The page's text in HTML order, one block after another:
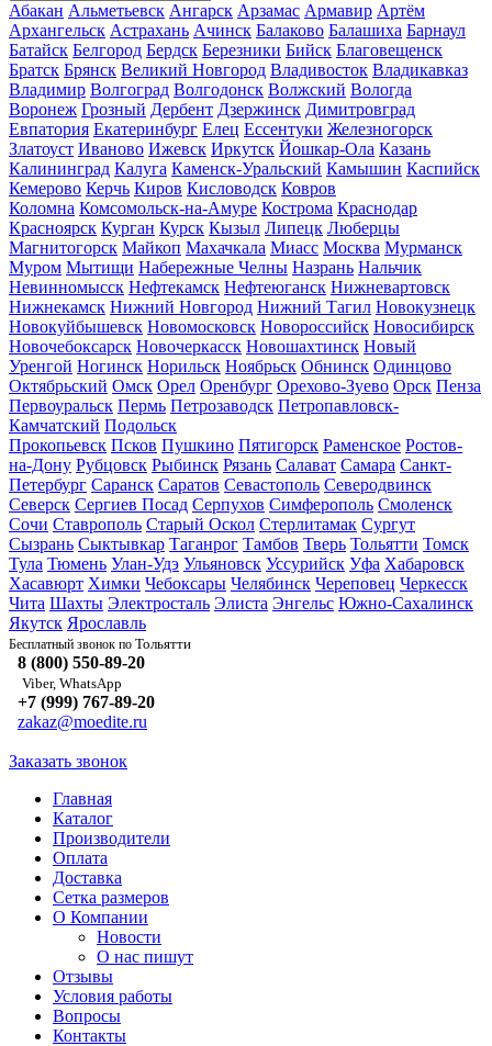
Абакан Альметьевск Ангарск Арзамас Армавир Артём
Архангельск Астрахань Ачинск Балаково Балашиха Барнаул
Батайск Белгород Бердск Березники Бийск Благовещенск
Братск Брянск Великий Новгород Владивосток Владикавказ
Владимир Волгоград Волгодонск Волжский Вологда
Воронеж Грозный Дербент Дзержинск Димитровград
Евпатория Екатеринбург Елец Ессентуки Железногорск
Златоуст Иваново Ижевск Иркутск Йошкар-Ола Казань
Калининград Калуга Каменск-Уральский Камышин Каспийск
Кемерово Керчь Киров Кисловодск Ковров
Коломна Комсомольск-на-Амуре Кострома Краснодар
Красноярск Курган Курск Кызыл Липецк Люберцы
Магнитогорск Майкоп Махачкала Миасс Москва Мурманск
Муром Мытищи Набережные Челны Назрань Нальчик
Невинномысск Нефтекамск Нефтеюганск Нижневартовск
Нижнекамск Нижний Новгород Нижний Тагил Новокузнецк
Новокуйбышевск Новомосковск Новороссийск Новосибирск
Новочебоксарск Новочеркасск Новошахтинск Новый
Уренгой Ногинск Норильск Ноябрьск Обнинск Одинцово
Октябрьский Омск Орел Оренбург Орехово-Зуево Орск Пенза
Первоуральск Пермь Петрозаводск Петропавловск-
Камчатский Подольск
Прокопьевск Псков Пушкино Пятигорск Раменское Ростов-
на-Дону Рубцовск Рыбинск Рязань Салават Самара Санкт-
Петербург Саранск Саратов Севастополь Северодвинск
Северск Сергиев Посад Серпухов Симферополь Смоленск
Сочи Ставрополь Старый Оскол Стерлитамак Сургут
Сызрань Сыктывкар Таганрог Тамбов Тверь Тольятти Томск
Тула Тюмень Улан-Удэ Ульяновск Уссурийск Уфа Хабаровск
Хасавюрт Химки Чебоксары Челябинск Череповец Черкесск
Чита Шахты Электросталь Элиста Энгельс Южно-Сахалинск
Якутск Ярославль
Бесплатный звонок по Тольятти
8 (800) 550-89-20
Viber, WhatsApp
+7 (999) 767-89-20
zakaz@moedite.ru
Заказать звонок
Главная
Каталог
Производители
Оплата
Доставка
Сетка размеров
О Компании
Новости
О нас пишут
Отзывы
Условия работы
Вопросы
Контакты